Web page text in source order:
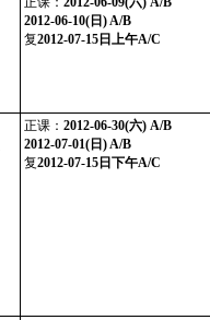
2012-06-10(日) A/B
复2012-07-15日上午A/C
正课： 2012-06-30(六) A/B
2012-07-01(日) A/B
复2012-07-15日下午A/C